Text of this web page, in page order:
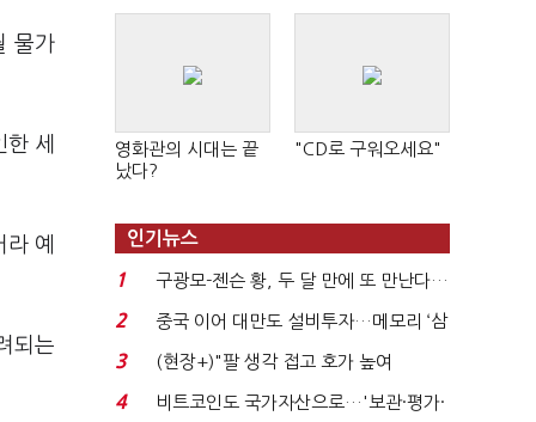
물가
세
예
되는
영화관의 시대는 끝
났다?
"CD로 구워오세요"
인기뉴스
1
구광모-젠슨 황, 두 달 만에 또 만난다…
로봇·AI 등 논...
2
중국 이어 대만도 설비투자…메모리 ‘삼
국전쟁’
3
(현장+)"팔 생각 접고 호가 높여
요"…'덜 똘똘한 한 채' 20...
4
비트코인도 국가자산으로…'보관·평가·